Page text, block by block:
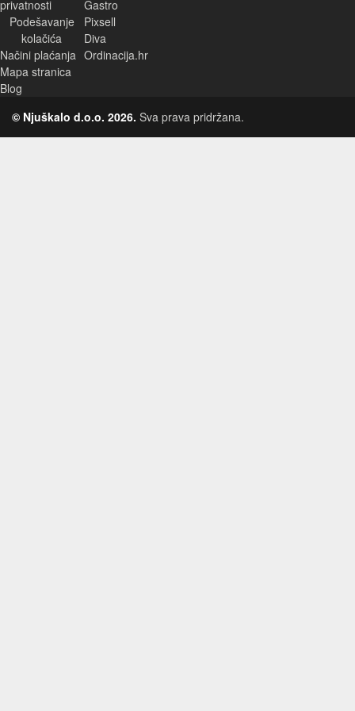
privatnosti
Podešavanje
kolačića
Načini plaćanja
Mapa stranica
Blog
Gastro
Pixsell
Diva
Ordinacija.hr
© Njuškalo d.o.o. 2026. Sva prava pridržana.